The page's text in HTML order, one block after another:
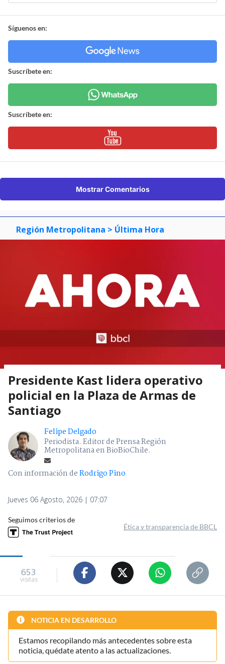
Síguenos en:
Suscríbete en:
Suscríbete en:
Mostrar Comentarios
Región Metropolitana > Última Hora
Presidente Kast lidera operativo
policial en la Plaza de Armas de
Santiago
Felipe Delgado
Periodista. Editor de Prensa Región
Metropolitana en BioBioChile.
Con información deRodrigo Pino
Jueves 06 Agosto, 2026 | 07:07
Seguimos criterios de
Ética y transparencia de BBCL
653
visitas
NOTICIA EN DESARROLLO
Estamos recopilando más antecedentes sobre esta
noticia, quédate atento a las actualizaciones.